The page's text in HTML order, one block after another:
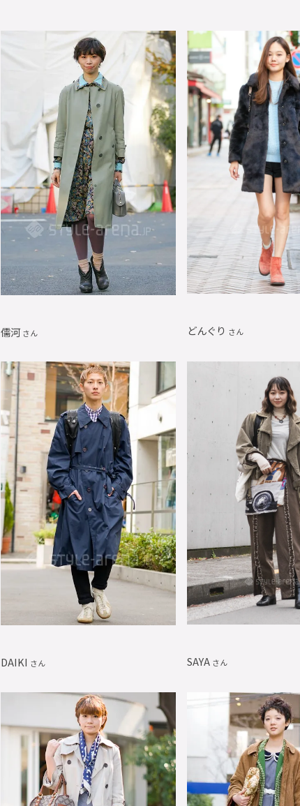
儒河 さん どんぐり さん
DAIKI さん SAYA さん